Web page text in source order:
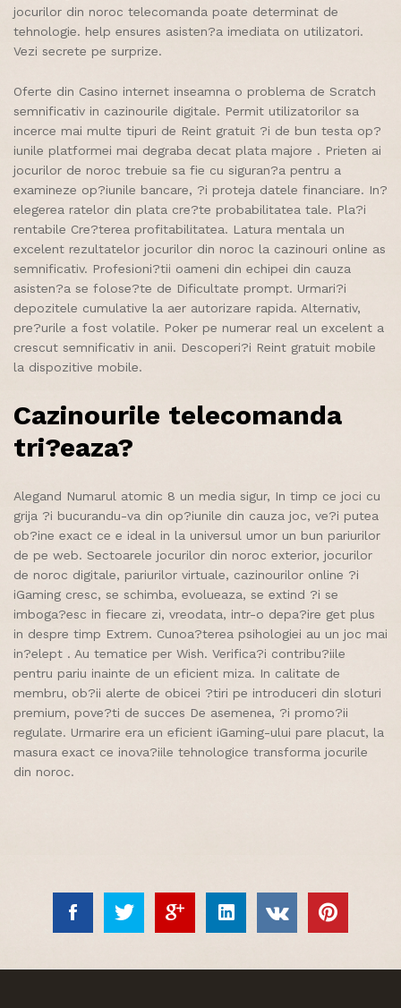
jocurilor din noroc telecomanda poate determinat de
tehnologie. help ensures asisten?a imediata on utilizatori.
Vezi secrete pe surprize.
Oferte din Casino internet inseamna o problema de Scratch
semnificativ in cazinourile digitale. Permit utilizatorilor sa
incerce mai multe tipuri de Reint gratuit ?i de bun testa op?
iunile platformei mai degraba decat plata majore . Prieten ai
jocurilor de noroc trebuie sa fie cu siguran?a pentru a
examineze op?iunile bancare, ?i proteja datele financiare. In?
elegerea ratelor din plata cre?te probabilitatea tale. Pla?i
rentabile Cre?terea profitabilitatea. Latura mentala un
excelent rezultatelor jocurilor din noroc la cazinouri online as
semnificativ. Profesioni?tii oameni din echipei din cauza
asisten?a se folose?te de Dificultate prompt. Urmari?i
depozitele cumulative la aer autorizare rapida. Alternativ,
pre?urile a fost volatile. Poker pe numerar real un excelent a
crescut semnificativ in anii. Descoperi?i Reint gratuit mobile
la dispozitive mobile.
Cazinourile telecomanda
tri?eaza?
Alegand Numarul atomic 8 un media sigur, In timp ce joci cu
grija ?i bucurandu-va din op?iunile din cauza joc, ve?i putea
ob?ine exact ce e ideal in la universul umor un bun pariurilor
de pe web. Sectoarele jocurilor din noroc exterior, jocurilor
de noroc digitale, pariurilor virtuale, cazinourilor online ?i
iGaming cresc, se schimba, evolueaza, se extind ?i se
imboga?esc in fiecare zi, vreodata, intr-o depa?ire get plus
in despre timp Extrem. Cunoa?terea psihologiei au un joc mai
in?elept . Au tematice per Wish. Verifica?i contribu?iile
pentru pariu inainte de un eficient miza. In calitate de
membru, ob?ii alerte de obicei ?tiri pe introduceri din sloturi
premium, pove?ti de succes De asemenea, ?i promo?ii
regulate. Urmarire era un eficient iGaming-ului pare placut, la
masura exact ce inova?iile tehnologice transforma jocurile
din noroc.